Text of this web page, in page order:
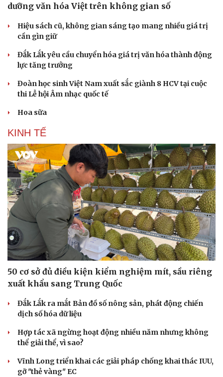
Sức khỏe
Dinh dưỡng - món ngon
Cây thuốc
Sản phụ khoa
Nhi khoa
Nam khoa
Làm đẹp - giảm cân
Phòng mạch online
Ăn sạch sống khỏe
Đời sống
Nhà đẹp
Blog
Tình yêu - Gia đình
dưỡng văn hóa Việt trên không gian số
Hiệu sách cũ, không gian sáng tạo mang nhiều giá trị
cần gìn giữ
Đắk Lắk yêu cầu chuyển hóa giá trị văn hóa thành động
lực tăng trưởng
Đoàn học sinh Việt Nam xuất sắc giành 8 HCV tại cuộc
thi Lễ hội Âm nhạc quốc tế
Hoa sữa
KINH TẾ
50 cơ sở đủ điều kiện kiểm nghiệm mít, sầu riêng
xuất khẩu sang Trung Quốc
Đắk Lắk ra mắt Bản đồ số nông sản, phát động chiến
dịch số hóa dữ liệu
Hợp tác xã ngừng hoạt động nhiều năm nhưng không
thể giải thể, vì sao?
Vĩnh Long triển khai các giải pháp chống khai thác IUU,
gỡ "thẻ vàng" EC